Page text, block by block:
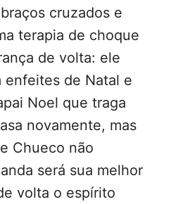
cruzados e
terapia de choque
de volta: ele
enfeites de Natal e
Noel que traga
novamente, mas
Chueco não
será sua melhor
volta o espírito